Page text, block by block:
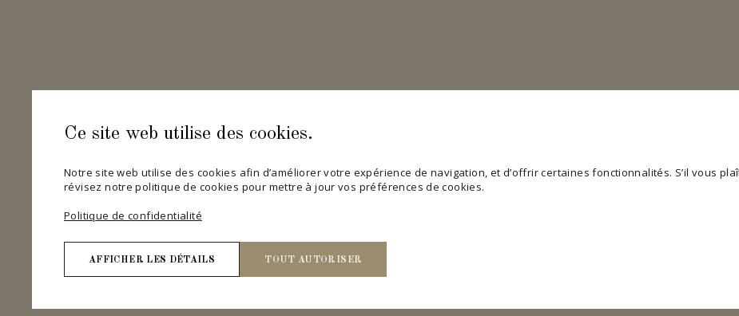
Ce site web utilise des cookies.
Notre site web utilise des cookies afin d’améliorer votre expérience de navigation, et d’offrir certaines fonctionnalités. S’il vous
révisez notre politique de cookies pour mettre à jour vos préférences de cookies.
Politique de confidentialité
AFFICHER LES DÉTAILS TOUT AUTORISER
Nécessaires